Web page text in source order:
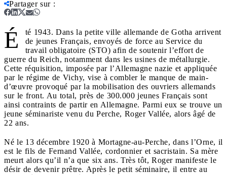
Partager sur:
É
té 1943. Dans la petite ville allemande de Gotha arrivent
de jeunes Français, envoyés de force au Service du
travail obligatoire (STO) afin de soutenir l’effort de
guerre du Reich, notamment dans les usines de métallurgie.
Cette réquisition, imposée par l’Allemagne nazie et appliquée
par le régime de Vichy, vise à combler le manque de main-
d’œuvre provoqué par la mobilisation des ouvriers allemands
sur le front. Au total, près de 300.000 jeunes Français sont
ainsi contraints de partir en Allemagne. Parmi eux se trouve un
jeune séminariste venu du Perche, Roger Vallée, alors âgé de
22 ans.
Né le 13 décembre 1920 à Mortagne-au-Perche, dans l’Orne, il
est le fils de Fernand Vallée, cordonnier et sacristain. Sa mère
meurt alors qu’il n’a que six ans. Très tôt, Roger manifeste le
désir de devenir prêtre. Après le petit séminaire, il entre au